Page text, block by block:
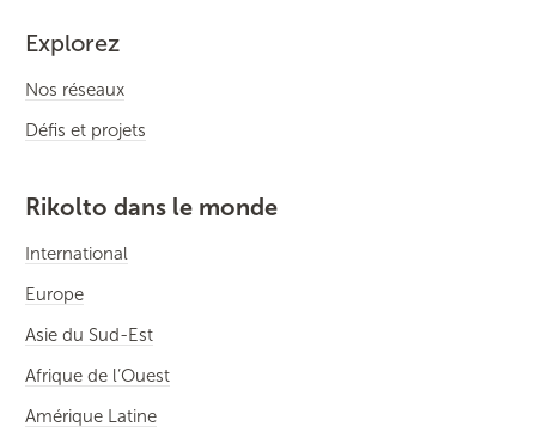
Explorez
Nos réseaux
Défis et projets
Rikolto dans le monde
International
Europe
Asie du Sud-Est
Afrique de l’Ouest
Amérique Latine